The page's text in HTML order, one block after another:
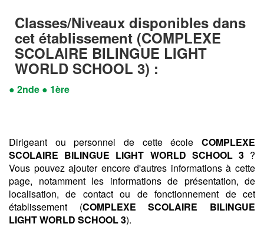
Classes/Niveaux disponibles dans
cet établissement (COMPLEXE
SCOLAIRE BILINGUE LIGHT
WORLD SCHOOL 3) :
● 2nde ● 1ère
Dirigeant ou personnel de cette école COMPLEXE
SCOLAIRE BILINGUE LIGHT WORLD SCHOOL 3?
Vous pouvez ajouter encore d'autres informations à cette
page, notamment les informations de présentation, de
localisation, de contact ou de fonctionnement de cet
établissement (COMPLEXE SCOLAIRE BILINGUE
LIGHT WORLD SCHOOL 3).